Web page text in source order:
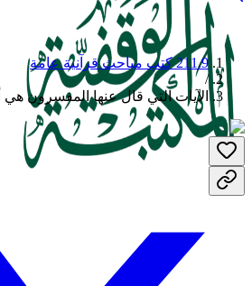
211.9 كتب مباحث قرآنية عامة
/
الآيات التي قال عنها المفسرون